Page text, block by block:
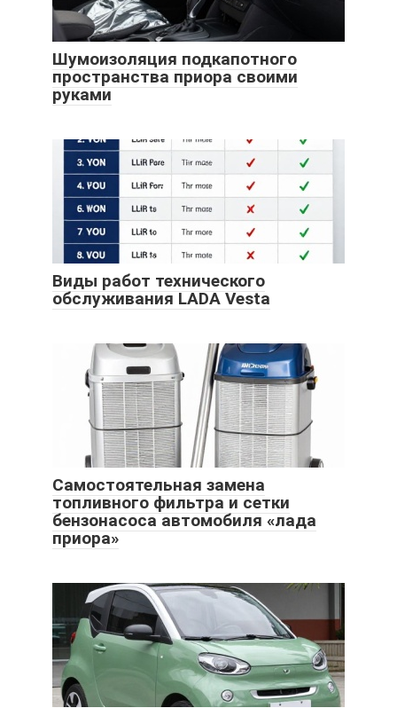
Шумоизоляция подкапотного
пространства приора своими
руками
Виды работ технического
обслуживания LADA Vesta
Самостоятельная замена
топливного фильтра и сетки
бензонасоса автомобиля «лада
приора»